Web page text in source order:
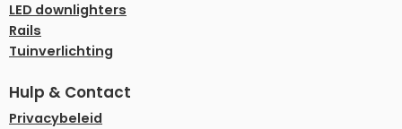
LED downlighters
Rails
Tuinverlichting
Hulp & Contact
Privacybeleid